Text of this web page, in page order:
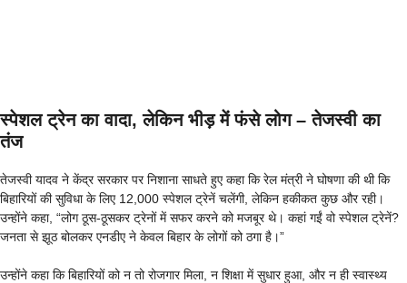
स्पेशल ट्रेन का वादा, लेकिन भीड़ में फंसे लोग – तेजस्वी का
तंज
तेजस्वी यादव ने केंद्र सरकार पर निशाना साधते हुए कहा कि रेल मंत्री ने घोषणा की थी कि
बिहारियों की सुविधा के लिए 12,000 स्पेशल ट्रेनें चलेंगी, लेकिन हकीकत कुछ और रही।
उन्होंने कहा, “लोग ठूस-ठूसकर ट्रेनों में सफर करने को मजबूर थे। कहां गईं वो स्पेशल ट्रेनें?
जनता से झूठ बोलकर एनडीए ने केवल बिहार के लोगों को ठगा है।”
उन्होंने कहा कि बिहारियों को न तो रोजगार मिला, न शिक्षा में सुधार हुआ, और न ही स्वास्थ्य